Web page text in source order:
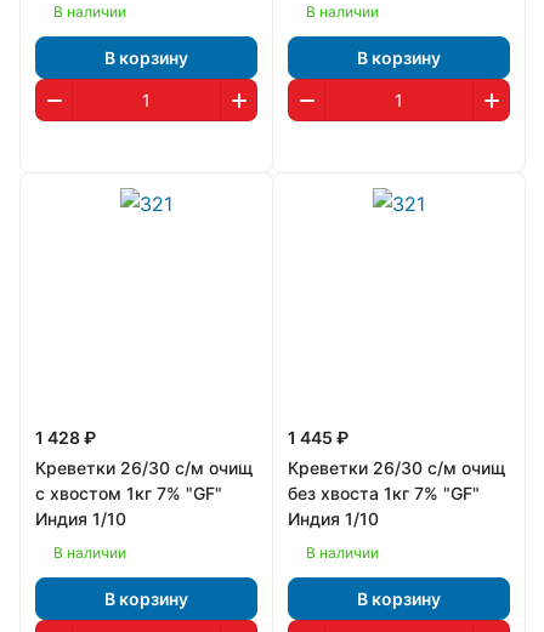
В наличии
В корзину
В наличии
В корзину
1 428 ₽
Креветки 26/30 с/м очищ
c хвостом 1кг 7% "GF"
Индия 1/10
В наличии
В корзину
1 445 ₽
Креветки 26/30 с/м очищ
без хвоста 1кг 7% "GF"
Индия 1/10
В наличии
В корзину